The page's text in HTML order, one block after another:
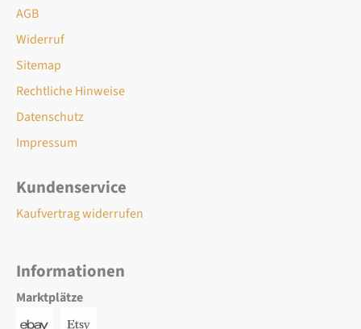
AGB
Widerruf
Sitemap
Rechtliche Hinweise
Datenschutz
Impressum
Kundenservice
Kaufvertrag widerrufen
Informationen
Marktplätze